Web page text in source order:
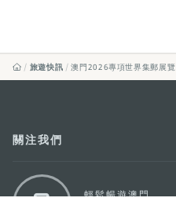
旅遊快訊 澳門2026專項世界集郵展覽
關注我們
輕鬆暢遊澳門